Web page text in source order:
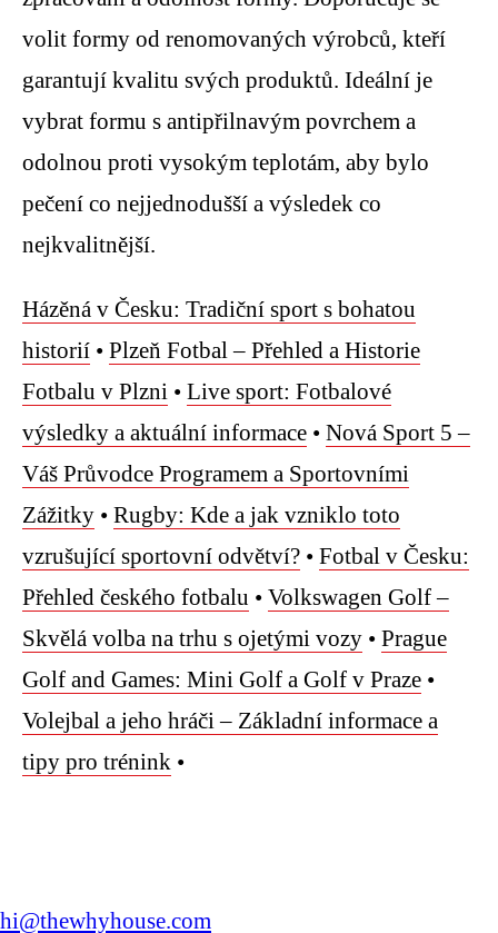
volit formy od renomovaných výrobců, kteří
garantují kvalitu svých produktů. Ideální je
vybrat formu s antipřilnavým povrchem a
odolnou proti vysokým teplotám, aby bylo
pečení co nejjednodušší a výsledek co
nejkvalitnější.
Házěná v Česku: Tradiční sport s bohatou
historií • Plzeň Fotbal – Přehled a Historie
Fotbalu v Plzni • Live sport: Fotbalové
výsledky a aktuální informace • Nová Sport 5 –
Váš Průvodce Programem a Sportovními
Zážitky • Rugby: Kde a jak vzniklo toto
vzrušující sportovní odvětví? • Fotbal v Česku:
Přehled českého fotbalu • Volkswagen Golf –
Skvělá volba na trhu s ojetými vozy • Prague
Golf and Games: Mini Golf a Golf v Praze •
Volejbal a jeho hráči – Základní informace a
tipy pro trénink •
hi@thewhyhouse.com